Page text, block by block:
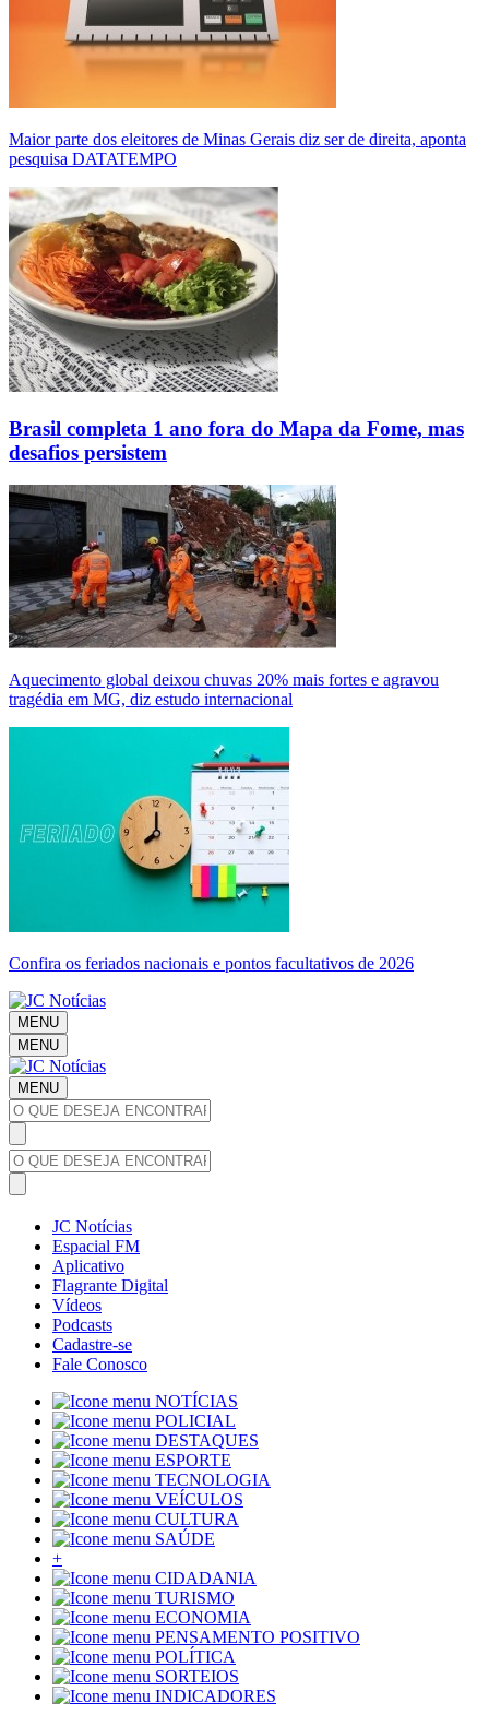
Maior parte dos eleitores de Minas Gerais diz ser de direita, aponta
pesquisa DATATEMPO
Brasil completa 1 ano fora do Mapa da Fome, mas
desafios persistem
Aquecimento global deixou chuvas 20% mais fortes e agravou
tragédia em MG, diz estudo internacional
Confira os feriados nacionais e pontos facultativos de 2026
MENU
MENU
MENU
JC Notícias
Espacial FM
Aplicativo
Flagrante Digital
Vídeos
Podcasts
Cadastre-se
Fale Conosco
NOTÍCIAS
POLICIAL
DESTAQUES
ESPORTE
TECNOLOGIA
VEÍCULOS
CULTURA
SAÚDE
+
CIDADANIA
TURISMO
ECONOMIA
PENSAMENTO POSITIVO
POLÍTICA
SORTEIOS
INDICADORES